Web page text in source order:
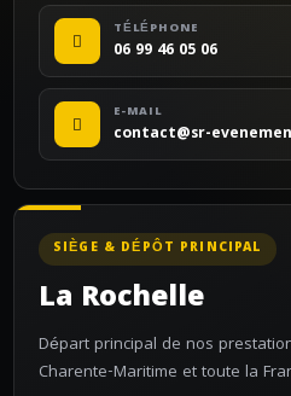
TÉLÉPHONE
06 99 46 05 06
E-MAIL
contact@sr-
SIÈGE & DÉPÔT PRINCIPAL
La Rochelle
Départ principal de nos
Charente-Maritime et toute la